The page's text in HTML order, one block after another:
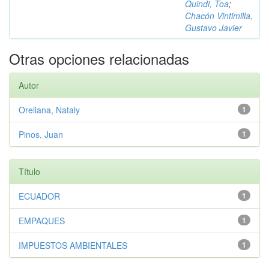
Quindi, Toa;
Chacón Vintimilla,
Gustavo Javier
Otras opciones relacionadas
Autor
1
Orellana, Nataly
1
Pinos, Juan
Título
1
ECUADOR
1
EMPAQUES
1
IMPUESTOS AMBIENTALES